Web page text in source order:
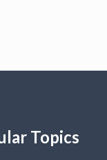
Topics